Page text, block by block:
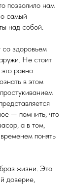
позволило нам
самый
над собой.
со здоровьем
Не стоит
равно
в этом
— помнить, что
а в том,
понять
жизни. Это
доверие,